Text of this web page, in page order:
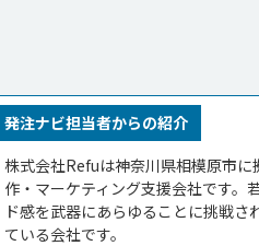
発注ナビ担当者からの紹介
株式会社Refuは神奈川県相模原市
作・マーケティング支援会社です。
ド感を武器にあらゆることに挑戦
ている会社です。